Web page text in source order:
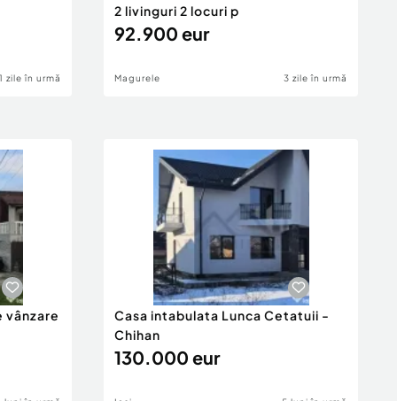
zile în urmă
2 livinguri 2 locuri p
92.900 eur
Magurele 3 zile în urmă
vânzare
Casa intabulata Lunca Cetatuii -
Chihan
130.000 eur